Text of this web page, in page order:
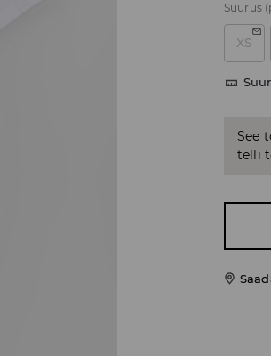
Suurus
XS
See
telli